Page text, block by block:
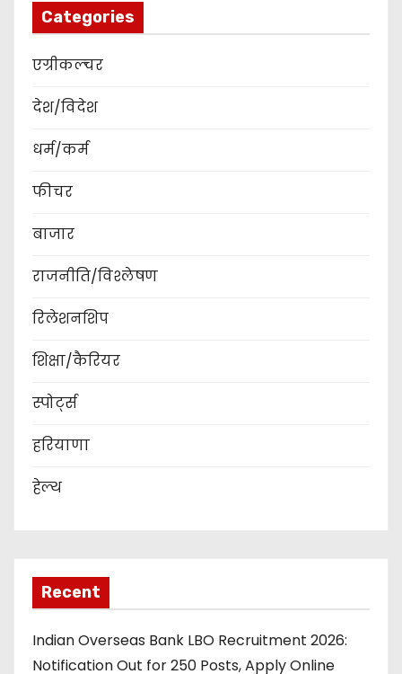
Categories
एग्रीकल्चर
देश/विदेश
धर्म/कर्म
फीचर
बाजार
राजनीति/विश्लेषण
रिलेशनशिप
शिक्षा/कैरियर
स्पोर्ट्स
हरियाणा
हेल्थ
Recent
Indian Overseas Bank LBO Recruitment 2026:
Notification Out for 250 Posts, Apply Online